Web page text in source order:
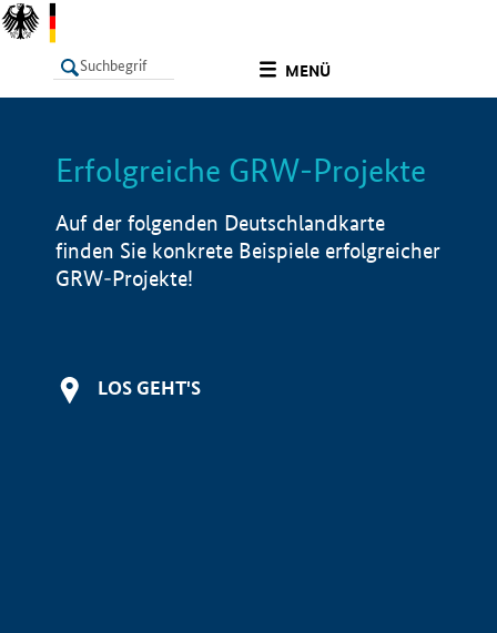
MENÜ
LISTE Info
Erfolgreiche GRW-Projekte
Auf der folgenden Deutschlandkarte
finden Sie konkrete Beispiele erfolgreicher
GRW-Projekte!
LOS GEHT'S